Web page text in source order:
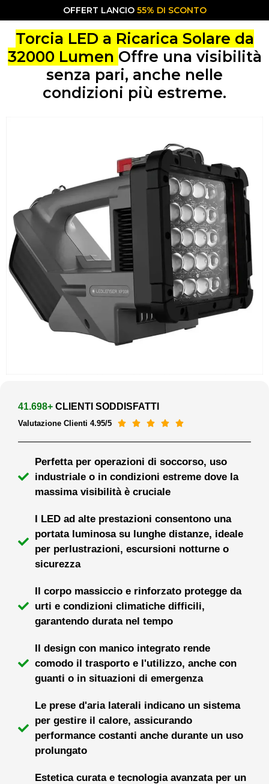
OFFERT LANCIO 55% DI SCONTO
Torcia LED a Ricarica Solare da
32000 Lumen Offre una visibilità
senza pari, anche nelle
condizioni più estreme.
41.698+ CLIENTI SODDISFATTI
Valutazione Clienti 4.95/5     
Perfetta per operazioni di soccorso, uso
industriale o in condizioni estreme dove la
massima visibilità è cruciale
I LED ad alte prestazioni consentono una
portata luminosa su lunghe distanze, ideale
per perlustrazioni, escursioni notturne o
sicurezza
Il corpo massiccio e rinforzato protegge da
urti e condizioni climatiche difficili,
garantendo durata nel tempo
Il design con manico integrato rende
comodo il trasporto e l'utilizzo, anche con
guanti o in situazioni di emergenza
Le prese d'aria laterali indicano un sistema
per gestire il calore, assicurando
performance costanti anche durante un uso
prolungato
Estetica curata e tecnologia avanzata per un